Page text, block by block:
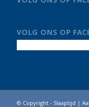
VOLG ONS OP
© Copyright - Slaaptijd |